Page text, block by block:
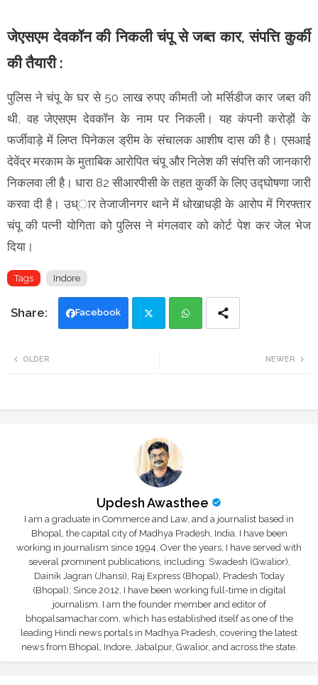
जेएसएम देवकॉन की निकली चंपू से जब्त कार, संपत्ति कुर्की
की तैयारी :
पुलिस ने चंपू के घर से 50 लाख रुपए कीमती जो मर्सिडीज कार जब्त की
थी, वह जेएसएम देवकॉन के नाम पर निकली। यह कंपनी करोड़ों के
फर्जीवाड़े में लिप्त पिनेकल ड्रीम के संचालक आशीष दास की है। एसआई
देवेंद्र मरकाम के मुताबिक आरोपित चंपू और निलेश की संपत्ति की जानकारी
निकलवा ली है। धारा 82 सीआरपीसी के तहत कुर्की के लिए उद्घोषणा जारी
करवा दी है। उध्ार तेजाजीनगर थाने में धोखाधड़ी के आरोप में गिरफ्तार
चंपू की पत्नी योगिता को पुलिस ने मंगलवार को कोर्ट पेश कर जेल भेज
दिया।
Tags Indore
Facebook
NEWER
OLDER
Updesh Awasthee
I am a graduate in Commerce and Law, and a journalist based in
Bhopal, the capital city of Madhya Pradesh, India. I have been
working in journalism since 1994. Over the years, I have served with
several prominent publications, including: Swadesh (Gwalior),
Dainik Jagran (Jhansi), Raj Express (Bhopal), Pradesh Today
(Bhopal); Since 2012, I have been working full-time in digital
journalism. I am the founder member and editor of
bhopalsamachar.com, which has established itself as one of the
leading Hindi news portals in Madhya Pradesh, covering the latest
news from Bhopal, Indore, Jabalpur, Gwalior, and across the state.